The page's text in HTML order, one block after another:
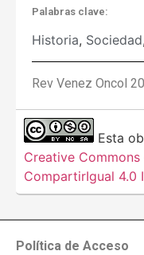
Palabras clave:
Historia, Sociedad,
Rev Venez Oncol
Esta
Creative
CompartirIgual 4.0
Política de Acceso